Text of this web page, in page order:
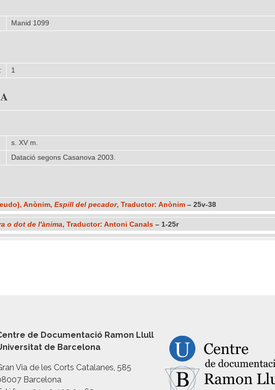
Manid 1099
1
s. XV m.
Datació segons Casanova 2003.
Anònim, Espill del pecador, Traductor: Anònim – 25v-38
o dot de l'ànima, Traductor: Antoni Canals – 1-25r
de Documentació Ramon Llull
de Barcelona
Via de les Corts Catalanes, 585
Barcelona